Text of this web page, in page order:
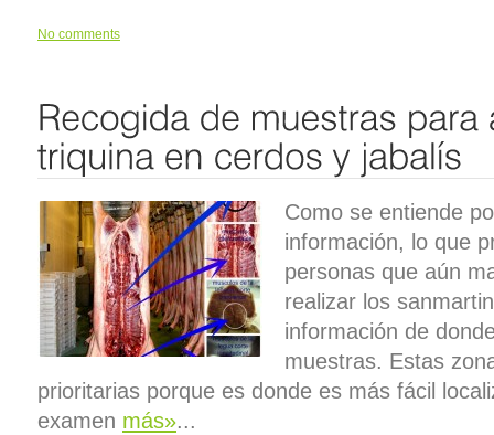
No comments
Como se entiende
información, lo que
personas que aún
realizar los
información de
muestras. Estas
prioritarias porque es donde es más fácil
examen más»...